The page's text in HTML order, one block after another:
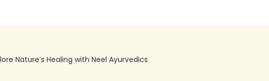
Nature’s Healing with Neel Ayurvedics